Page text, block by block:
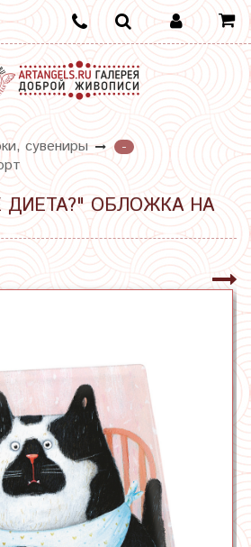
сувениры
-
ОБЛОЖКА НА